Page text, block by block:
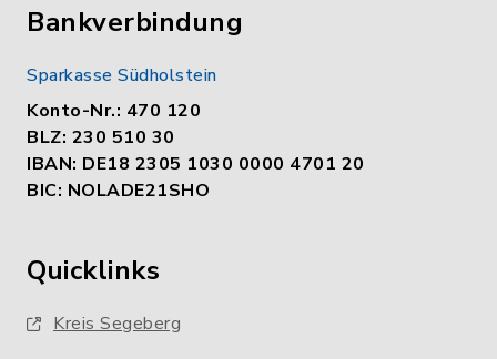
Bankverbindung
Sparkasse Südholstein
Konto-Nr.: 470 120
BLZ: 230 510 30
IBAN: DE18 2305 1030 0000 4701 20
BIC: NOLADE21SHO
Quicklinks
Kreis Segeberg